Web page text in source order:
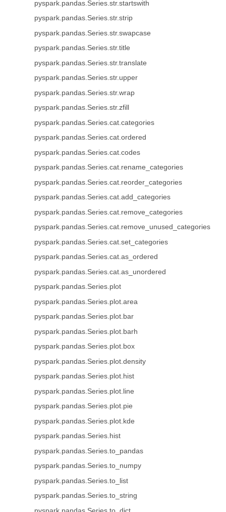
pyspark.pandas.Series.str.startswith
pyspark.pandas.Series.str.strip
pyspark.pandas.Series.str.swapcase
pyspark.pandas.Series.str.title
pyspark.pandas.Series.str.translate
pyspark.pandas.Series.str.upper
pyspark.pandas.Series.str.wrap
pyspark.pandas.Series.str.zfill
pyspark.pandas.Series.cat.categories
pyspark.pandas.Series.cat.ordered
pyspark.pandas.Series.cat.codes
pyspark.pandas.Series.cat.rename_categories
pyspark.pandas.Series.cat.reorder_categories
pyspark.pandas.Series.cat.add_categories
pyspark.pandas.Series.cat.remove_categories
pyspark.pandas.Series.cat.remove_unused_categories
pyspark.pandas.Series.cat.set_categories
pyspark.pandas.Series.cat.as_ordered
pyspark.pandas.Series.cat.as_unordered
pyspark.pandas.Series.plot
pyspark.pandas.Series.plot.area
pyspark.pandas.Series.plot.bar
pyspark.pandas.Series.plot.barh
pyspark.pandas.Series.plot.box
pyspark.pandas.Series.plot.density
pyspark.pandas.Series.plot.hist
pyspark.pandas.Series.plot.line
pyspark.pandas.Series.plot.pie
pyspark.pandas.Series.plot.kde
pyspark.pandas.Series.hist
pyspark.pandas.Series.to_pandas
pyspark.pandas.Series.to_numpy
pyspark.pandas.Series.to_list
pyspark.pandas.Series.to_string
pyspark.pandas.Series.to_dict